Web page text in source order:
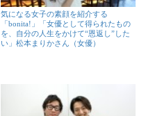
気になる女子の素顔を紹介する
「bonita!」「女優として得られたもの
を、自分の人生をかけて“恩返し”した
い」松本まりかさん（女優）